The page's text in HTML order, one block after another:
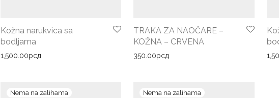
Kožna narukvica sa
bodljama
1,500.00рсд
TRAKA ZA NAOČARE –
KOŽNA – CRVENA
350.00рсд